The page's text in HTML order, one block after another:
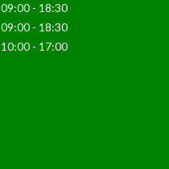
09:00 - 18:30
09:00 - 18:30
10:00 - 17:00